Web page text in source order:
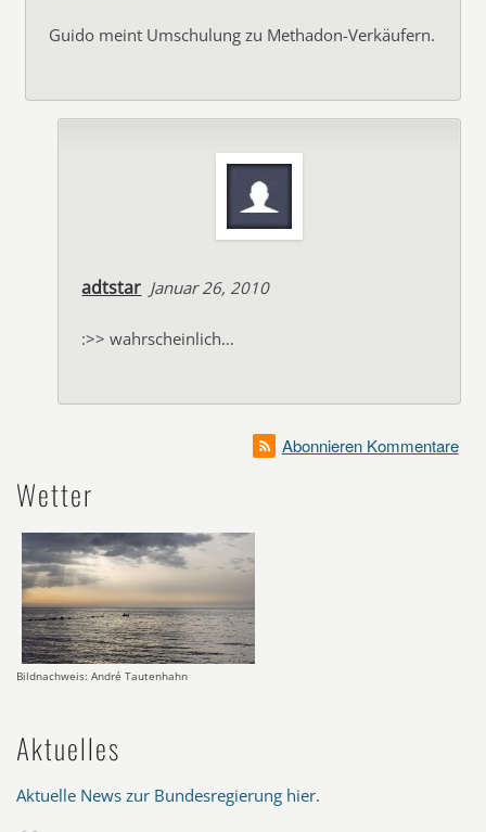
Guido meint Umschulung zu Methadon-Verkäufern.
adtstar Januar 26, 2010
:>> wahrscheinlich…
Abonnieren Kommentare
Wetter
Bildnachweis: André Tautenhahn
Aktuelles
Aktuelle News zur Bundesregierung hier.